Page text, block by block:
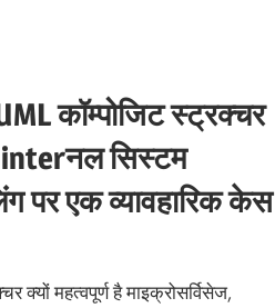
कॉम्पोजिट स्ट्रक्चर
सिस्टम
पर एक व्यावहारिक केस
क्यों महत्वपूर्ण है माइक्रोसर्विसेज,